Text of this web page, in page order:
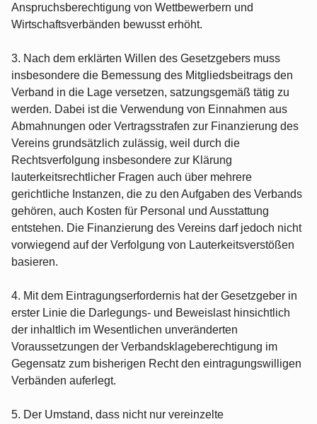
Anspruchsberechtigung von Wettbewerbern und
Wirtschaftsverbänden bewusst erhöht.
3. Nach dem erklärten Willen des Gesetzgebers muss
insbesondere die Bemessung des Mitgliedsbeitrags den
Verband in die Lage versetzen, satzungsgemäß tätig zu
werden. Dabei ist die Verwendung von Einnahmen aus
Abmahnungen oder Vertragsstrafen zur Finanzierung des
Vereins grundsätzlich zulässig, weil durch die
Rechtsverfolgung insbesondere zur Klärung
lauterkeitsrechtlicher Fragen auch über mehrere
gerichtliche Instanzen, die zu den Aufgaben des Verbands
gehören, auch Kosten für Personal und Ausstattung
entstehen. Die Finanzierung des Vereins darf jedoch nicht
vorwiegend auf der Verfolgung von Lauterkeitsverstößen
basieren.
4. Mit dem Eintragungserfordernis hat der Gesetzgeber in
erster Linie die Darlegungs- und Beweislast hinsichtlich
der inhaltlich im Wesentlichen unveränderten
Voraussetzungen der Verbandsklageberechtigung im
Gegensatz zum bisherigen Recht den eintragungswilligen
Verbänden auferlegt.
5. Der Umstand, dass nicht nur vereinzelte